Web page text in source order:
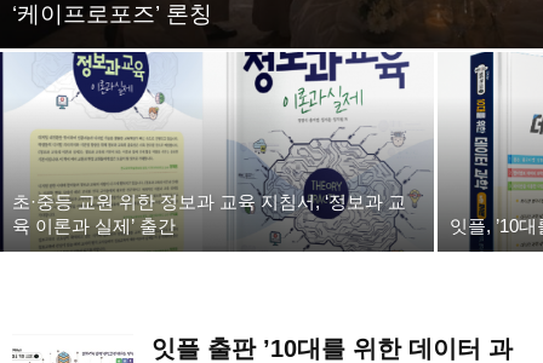
‘케이프로포즈’ 론칭
초·중등 교원 위한 정보과 교육 지침서, ‘정보과 교
육 이론과 실제’ 출간
잇플, ’10
잇플 출판 ’10대를 위한 데이터 과